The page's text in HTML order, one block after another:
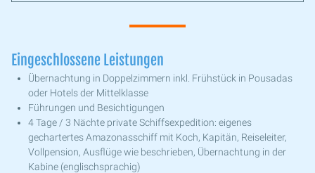
Eingeschlossene Leistungen
Übernachtung in Doppelzimmern inkl. Frühstück in Pousadas
oder Hotels der Mittelklasse
Führungen und Besichtigungen
4 Tage / 3 Nächte private Schiffsexpedition: eigenes
gechartertes Amazonasschiff mit Koch, Kapitän, Reiseleiter,
Vollpension, Ausflüge wie beschrieben, Übernachtung in der
Kabine (englischsprachig)